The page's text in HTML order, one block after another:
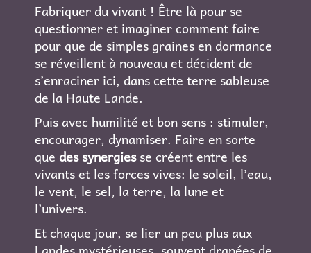
Fabriquer du vivant ! Être là pour se
questionner et imaginer comment faire
pour que de simples graines en dormance
se réveillent à nouveau et décident de
s’enraciner ici, dans cette terre sableuse
de la Haute Lande.
Puis avec humilité et bon sens : stimuler,
encourager, dynamiser. Faire en sorte
que des synergiesse créent entre les
vivants et les forces vives: le soleil, l’eau,
le vent, le sel, la terre, la lune et
l’univers.
Et chaque jour, se lier un peu plus aux